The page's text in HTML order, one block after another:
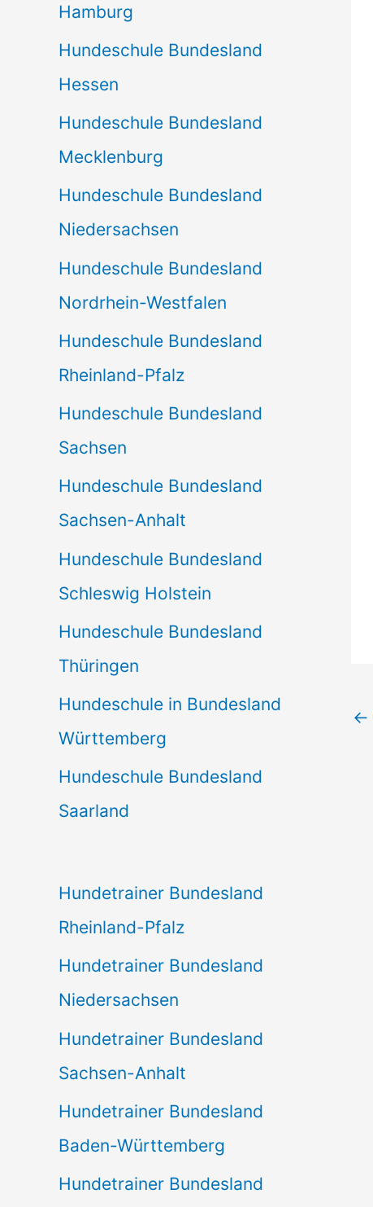
Hamburg
Hundeschule Bundesland
Hessen
Hundeschule Bundesland
Mecklenburg
Hundeschule Bundesland
Niedersachsen
Hundeschule Bundesland
Nordrhein-Westfalen
Hundeschule Bundesland
Rheinland-Pfalz
Hundeschule Bundesland
Sachsen
Hundeschule Bundesland
Sachsen-Anhalt
Hundeschule Bundesland
Schleswig Holstein
Hundeschule Bundesland
Thüringen
Hundeschule in Bundesland
Württemberg
Hundeschule Bundesland
Saarland
Hundetrainer Bundesland
Rheinland-Pfalz
Hundetrainer Bundesland
Niedersachsen
Hundetrainer Bundesland
Sachsen-Anhalt
Hundetrainer Bundesland
Baden-Württemberg
Hundetrainer Bundesland
←